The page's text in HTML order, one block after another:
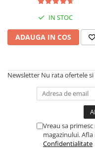
Aparate de vidat
Benzi dublu adezive
Benzi Led
Irigatoare bucale
Produse copii
Aparat aerosoli
Retea cablu 2 m, culoare
Alb/Gri
IN STOC
ADAUGA IN COS
Newsletter Nu rata ofertele
Vreau sa
magazinului.
Confidentialitate